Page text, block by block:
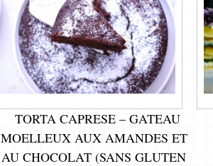
TORTA CAPRESE – GATEAU
MOELLEUX AUX AMANDES ET
AU CHOCOLAT (SANS GLUTEN